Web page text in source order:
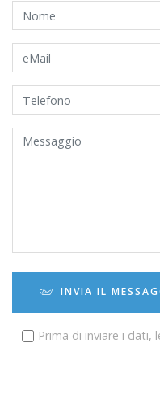
INVIA IL
Prima di inviare i dati,